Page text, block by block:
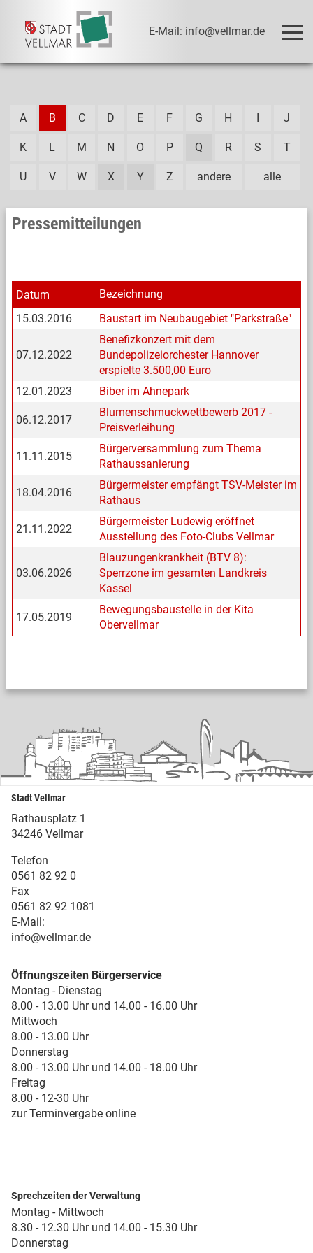
E-Mail: info@vellmar.de
alle
A B C D E F G H I J
K L M N O P Q R S T
U V W X Y Z andere
Pressemitteilungen
Datum
Bezeichnung
15.03.2016
Baustart im Neubaugebiet "Parkstraße"
07.12.2022
Benefizkonzert mit dem
Bundepolizeiorchester Hannover
erspielte 3.500,00 Euro
12.01.2023
Biber im Ahnepark
06.12.2017
Blumenschmuckwettbewerb 2017 -
Preisverleihung
11.11.2015
Bürgerversammlung zum Thema
Rathaussanierung
18.04.2016
Bürgermeister empfängt TSV-Meister im
Rathaus
21.11.2022
Bürgermeister Ludewig eröffnet
Ausstellung des Foto-Clubs Vellmar
03.06.2026
Blauzungenkrankheit (BTV 8):
Sperrzone im gesamten Landkreis
Kassel
17.05.2019
Bewegungsbaustelle in der Kita
Obervellmar
Stadt Vellmar
Rathausplatz 1
34246 Vellmar
Telefon
0561 82 92 0
Fax
0561 82 92 1081
E-Mail:
info@vellmar.de
Öffnungszeiten Bürgerservice
Montag - Dienstag
8.00 - 13.00 Uhr und 14.00 - 16.00 Uhr
Mittwoch
8.00 - 13.00 Uhr
Donnerstag
8.00 - 13.00 Uhr und 14.00 - 18.00 Uhr
Freitag
8.00 - 12-30 Uhr
zur Terminvergabe online
Sprechzeiten der Verwaltung
Montag - Mittwoch
8.30 - 12.30 Uhr und 14.00 - 15.30 Uhr
Donnerstag